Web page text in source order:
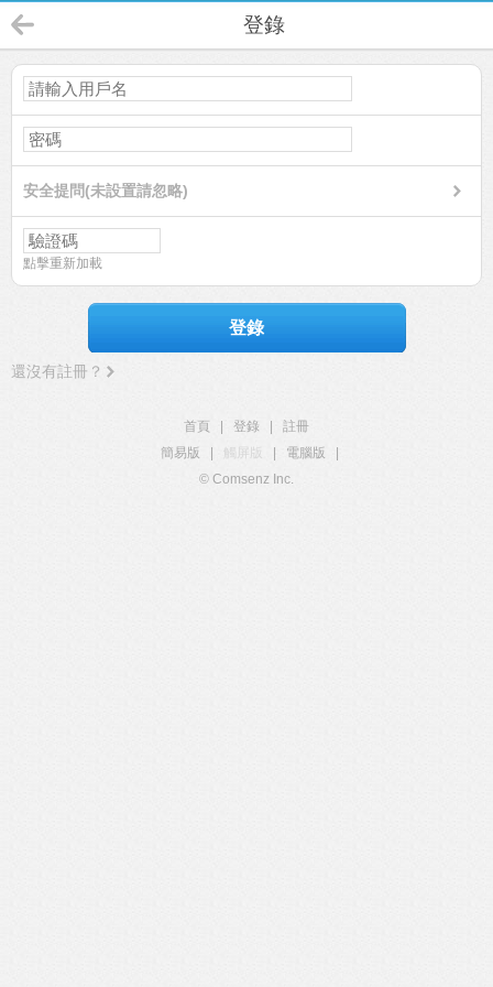
登錄
安全提問(未設置請忽略)
點擊重新加載
登錄
還沒有註冊？
首頁 登錄
註冊
簡易版
觸屏版 電腦版
© Comsenz Inc.